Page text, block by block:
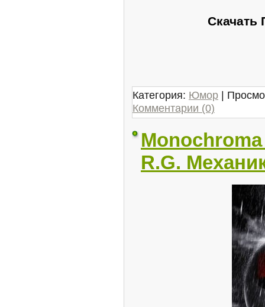
Скачать
Категория: Юмор |
Комментарии (0)
Monochroma
R.G.